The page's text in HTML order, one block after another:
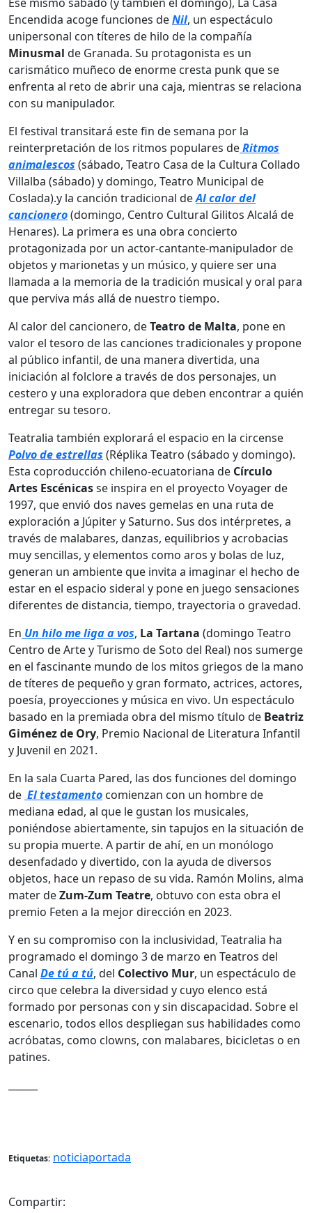
Encendida acoge funciones deNil, un espectáculo
unipersonal con títeres de hilo de la compañía
Minusmal de Granada. Su protagonista es un
carismático muñeco de enorme cresta punk que se
enfrenta al reto de abrir una caja, mientras se relaciona
con su manipulador.
El festival transitará este fin de semana por la
reinterpretación de los ritmos populares deRitmos
animalescos (sábado, Teatro Casa de la Cultura Collado
Villalba (sábado) y domingo, Teatro Municipal de
Coslada).y la canción tradicional deAl calor del
cancionero(domingo, Centro Cultural Gilitos Alcalá de
Henares). La primera es una obra concierto
protagonizada por un actor-cantante-manipulador de
objetos y marionetas y un músico, y quiere ser una
llamada a la memoria de la tradición musical y oral para
que perviva más allá de nuestro tiempo.
Al calor del cancionero, deTeatro de Malta, pone en
valor el tesoro de las canciones tradicionales y propone
al público infantil, de una manera divertida, una
iniciación al folclore a través de dos personajes, un
cestero y una exploradora que deben encontrar a quién
entregar su tesoro.
Teatralia también explorará el espacio en la circense
Polvodeestrellas (Réplika Teatro (sábado y domingo).
Esta coproducción chileno-ecuatoriana de Círculo
Artes Escénicasse inspira en el proyecto Voyager de
1997, que envió dos naves gemelas en una ruta de
exploración a Júpiter y Saturno. Sus dos intérpretes, a
través de malabares, danzas, equilibrios y acrobacias
muy sencillas, y elementos como aros y bolas de luz,
generan un ambiente que invita a imaginar el hecho de
estar en el espacio sideral y pone en juego sensaciones
diferentes de distancia, tiempo, trayectoria o gravedad.
En Un hilo me liga a vos, La Tartana (domingo Teatro
Centro de Arte y Turismo de Soto del Real) nos sumerge
en el fascinante mundo de los mitos griegos de la mano
de títeres de pequeño y gran formato, actrices, actores,
poesía, proyecciones y música en vivo. Un espectáculo
basado en la premiada obra del mismo título de Beatriz
Giménez de Ory, Premio Nacional de Literatura Infantil
y Juvenil en 2021.
En la sala Cuarta Pared, las dos funciones del domingo
de El testamento comienzan con un hombre de
mediana edad, al que le gustan los musicales,
poniéndose abiertamente, sin tapujos en la situación de
su propia muerte. A partir de ahí, en un monólogo
desenfadado y divertido, con la ayuda de diversos
objetos, hace un repaso de su vida. Ramón Molins, alma
mater deZum-Zum Teatre, obtuvo con esta obra el
premio Feten a la mejor dirección en 2023.
Y en su compromiso con la inclusividad, Teatralia ha
programado el domingo 3 de marzo en Teatros del
Canal De tú a tú, del Colectivo Mur, un espectáculo de
circo que celebra la diversidad y cuyo elenco está
formado por personas con y sin discapacidad. Sobre el
escenario, todos ellos despliegan sus habilidades como
acróbatas, como clowns, con malabares, bicicletas o en
patines.
Etiquetas: noticiaportada
Compartir: